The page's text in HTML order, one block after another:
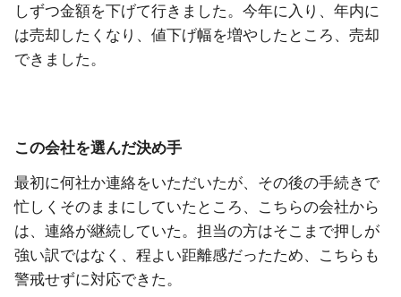
しずつ金額を下げて行きました。今年に入り、年内に
は売却したくなり、値下げ幅を増やしたところ、売却
できました。
この会社を選んだ決め手
最初に何社か連絡をいただいたが、その後の手続きで
忙しくそのままにしていたところ、こちらの会社から
は、連絡が継続していた。担当の方はそこまで押しが
強い訳ではなく、程よい距離感だったため、こちらも
警戒せずに対応できた。